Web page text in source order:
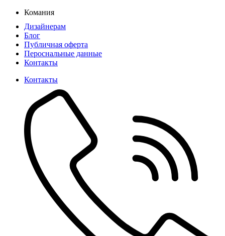
Комания
Дизайнерам
Блог
Публичная оферта
Пероснальные данные
Контакты
Контакты